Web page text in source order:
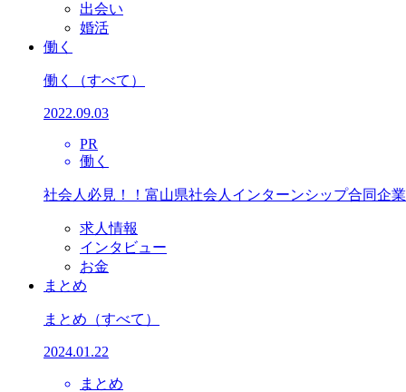
出会い
婚活
働く
働く （すべて）
2022.09.03
PR
働く
社会人必見！！富山県社会人インターンシップ合同企
求人情報
インタビュー
お金
まとめ
まとめ （すべて）
2024.01.22
まとめ